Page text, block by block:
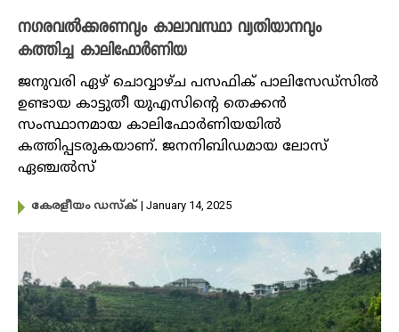
നഗരവൽക്കരണവും കാലാവസ്ഥാ വ്യതിയാനവും
കത്തിച്ച കാലിഫോർണിയ
ജനുവരി ഏഴ് ചൊവ്വാഴ്ച പസഫിക് പാലിസേഡ്സിൽ
ഉണ്ടായ കാട്ടുതീ യുഎസിന്റെ തെക്കൻ
സംസ്ഥാനമായ കാലിഫോർണിയയിൽ
കത്തിപ്പടരുകയാണ്. ജനനിബിഡമായ ലോസ്
ഏഞ്ചൽസ്
കേരളീയം ഡസ്ക് | January 14, 2025